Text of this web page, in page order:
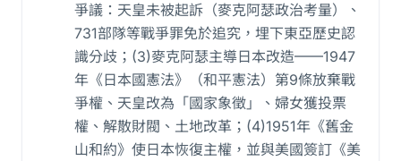
爭議：天皇未被起訴（麥克阿瑟政治考量）、
731部隊等戰爭罪免於追究，埋下東亞歷史認
識分歧；(3)麥克阿瑟主導日本改造——1947
年《日本國憲法》（和平憲法）第9條放棄戰
爭權、天皇改為「國家象徵」、婦女獲投票
權、解散財閥、土地改革；(4)1951年《舊金
山和約》使日本恢復主權，並與美國簽訂《美